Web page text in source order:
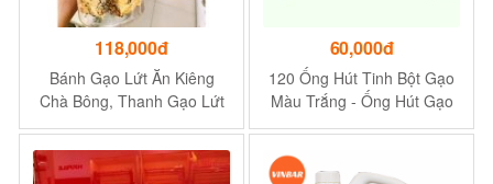
118,000đ
Bánh Gạo Lứt Ăn Kiêng
Chà Bông, Thanh Gạo Lứt
Ngũ Cốc Mix Hạt Dinh
Dưỡng Hỗ Trợ Giảm Cân
Túi 250Gr
60,000đ
120 Ống Hút Tinh Bột Gạo
Màu Trắng - Ống Hút Gạo
Lúa Sớm | Tre Việt